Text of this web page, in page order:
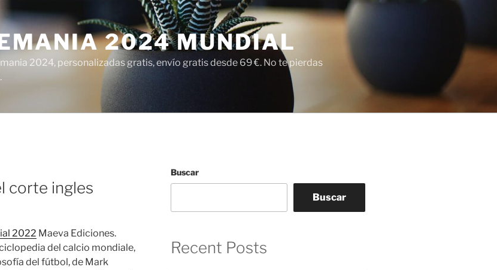
2024 MUNDIAL
2024, personalizadas gratis, envío gratis desde 69 €. No te pierdas
corte ingles
2022 Maeva Ediciones.
del calcio mondiale,
del fútbol, de Mark
Buscar
Buscar
Recent Posts